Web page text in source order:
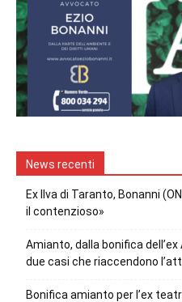
News recenti
Ex Ilva di Taranto, Bonanni
il contenzioso»
Amianto, dalla bonifica
due casi che riaccendono
Bonifica amianto per l’ex